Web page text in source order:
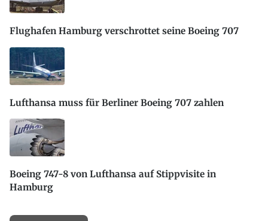
Flughafen Hamburg verschrottet seine Boeing 707
Lufthansa muss für Berliner Boeing 707 zahlen
Boeing 747-8 von Lufthansa auf Stippvisite in
Hamburg